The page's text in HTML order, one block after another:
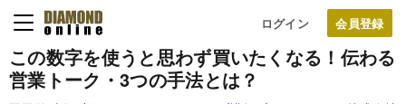
ログイン
この数字を使うと思わず買いたくなる！伝わる
営業トーク・3つの手法とは？